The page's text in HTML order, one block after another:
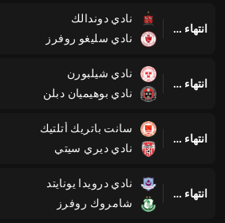
انتهاء وقت المباراة
نادي دوندالك
نادي سليغو روفرز
انتهاء وقت المباراة
نادي شيلبورن
نادي بوهيميان دبلن
انتهاء وقت المباراة
سانت باتريك أتلتيك
نادي ديري سيتي
انتهاء وقت المباراة
نادي درويدا يونايتد
شامروك روفرز